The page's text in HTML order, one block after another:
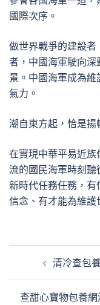
國際次序。
做世界戰爭的建設
者，中國海軍駛向
景。中國海軍成為
氣力。
潮自東方起，恰是揚
在實現中華平易近
流的國民海軍時刻
新時代任務任務，
信念、有才能為維護
清冷查包
查甜心寶物包養